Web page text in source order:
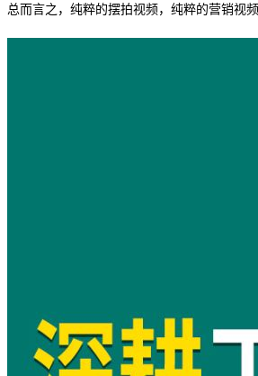
总而言之，纯粹的摆拍视频，纯粹的营销视